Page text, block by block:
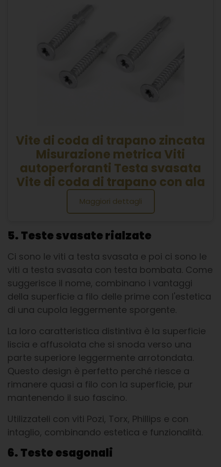
Vite di coda di trapano zincata
Misurazione metrica Viti
autoperforanti Testa svasata
Vite di coda di trapano con ala
Maggiori dettagli
5. Teste svasate rialzate
Ci sono le viti a testa svasata e poi ci sono le
viti a testa svasata con testa bombata. Come
suggerisce il nome, combinano i vantaggi
della superficie a filo delle prime con l'estetica
di una cupola leggermente sporgente.
La loro caratteristica distintiva è la superficie
liscia e affusolata che si snoda verso una
parte superiore leggermente arrotondata.
Questo design è perfetto perché riesce a
rimanere quasi a filo con la superficie, pur
mantenendo il suo fascino.
Utilizzateli con viti Pozi, Torx, Phillips e con
intaglio, combinando estetica e funzionalità.
6. Teste esagonali